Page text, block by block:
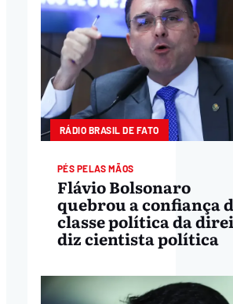
RÁDIO BRASIL DE FATO
PÉS PELAS MÃOS
Flávio Bolsonaro
quebrou a confiança
classe política da
diz cientista política